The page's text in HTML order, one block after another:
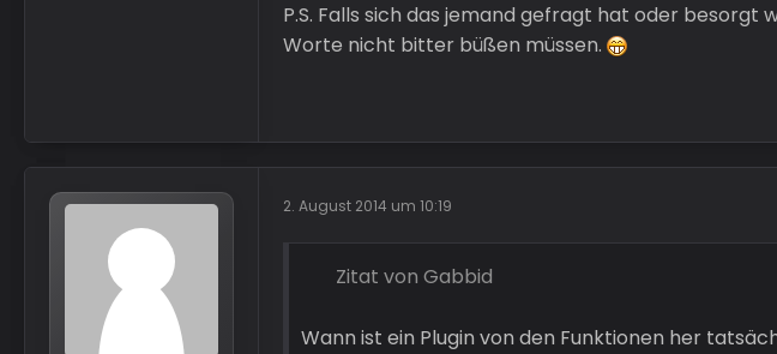
P.S. Falls sich das jemand gefragt hat oder
Worte nicht bitter büßen müssen.
2. August 2014 um 10:19
Zitat von Gabbid
Wann ist ein Plugin von den Funktionen her